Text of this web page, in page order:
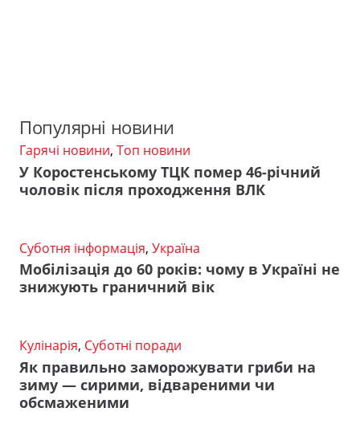
Популярні новини
Гарячі новини, Топ новини
У Коростенському ТЦК помер 46-річний
чоловік після проходження ВЛК
Суботня інформація, Україна
Мобілізація до 60 років: чому в Україні не
знижують граничний вік
Кулінарія, Суботні поради
Як правильно заморожувати гриби на
зиму — сирими, відвареними чи
обсмаженими